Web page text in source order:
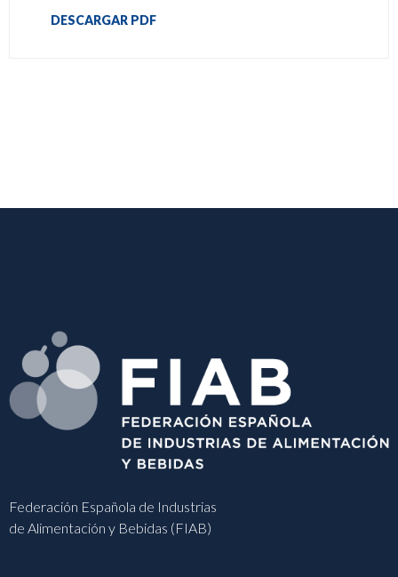
DESCARGAR PDF
Federación Española de Industrias
de Alimentación y Bebidas (FIAB)